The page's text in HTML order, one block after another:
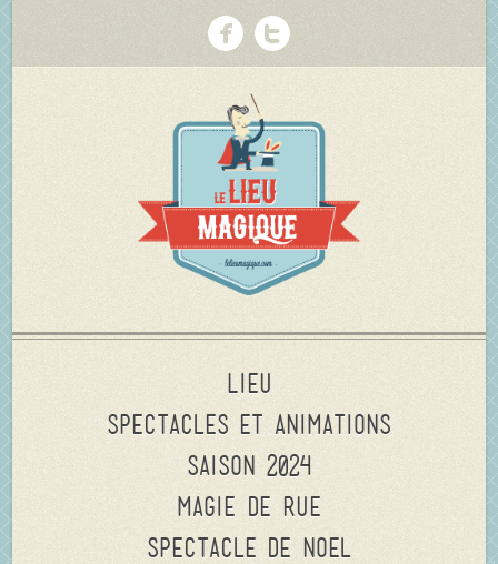
Lieu
Spectacles et animations
Saison 2024
Magie de rue
Spectacle de Noel